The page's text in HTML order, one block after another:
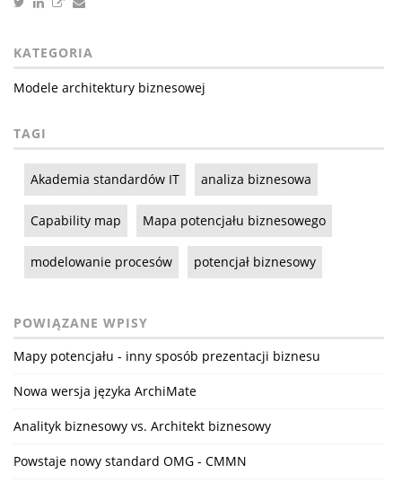
KATEGORIA
Modele architektury biznesowej
TAGI
Akademia standardów IT analiza biznesowa
Capability map Mapa potencjału biznesowego
modelowanie procesów potencjał biznesowy
POWIĄZANE WPISY
Mapy potencjału - inny sposób prezentacji biznesu
Nowa wersja języka ArchiMate
Analityk biznesowy vs. Architekt biznesowy
Powstaje nowy standard OMG - CMMN